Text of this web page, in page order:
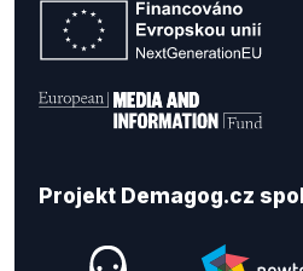
Projekt Demagog.cz